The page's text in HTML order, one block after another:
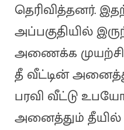
தெரிவித்தனர்.
அப்பகுதியில்
அணைக்க
தீ வீட்டின்
பரவி வீட்டு
அனைத்தும் தீயில்